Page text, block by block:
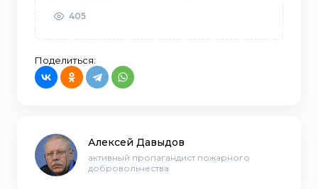
405
Поделиться:
Алексей Давыдов
активный пропагандист пожарного
добровольчества